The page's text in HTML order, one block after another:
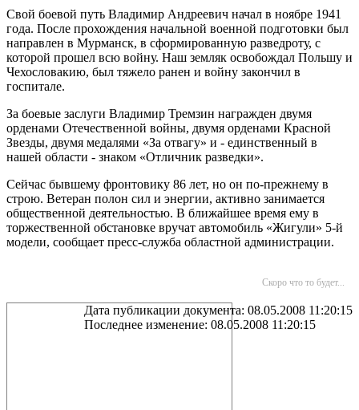
Свой боевой путь Владимир Андреевич начал в ноябре 1941
года. После прохождения начальной военной подготовки был
направлен в Мурманск, в сформированную разведроту, с
которой прошел всю войну. Наш земляк освобождал Польшу и
Чехословакию, был тяжело ранен и войну закончил в
госпитале.
За боевые заслуги Владимир Тремзин награжден двумя
орденами Отечественной войны, двумя орденами Красной
Звезды, двумя медалями «За отвагу» и - единственный в
нашей области - знаком «Отличник разведки».
Сейчас бывшему фронтовику 86 лет, но он по-прежнему в
строю. Ветеран полон сил и энергии, активно занимается
общественной деятельностью. В ближайшее время ему в
торжественной обстановке вручат автомобиль «Жигули» 5-й
модели, сообщает пресс-служба областной администрации.
Скоро что то будет...
Дата публикации документа: 08.05.2008 11:20:15
Последнее изменение: 08.05.2008 11:20:15